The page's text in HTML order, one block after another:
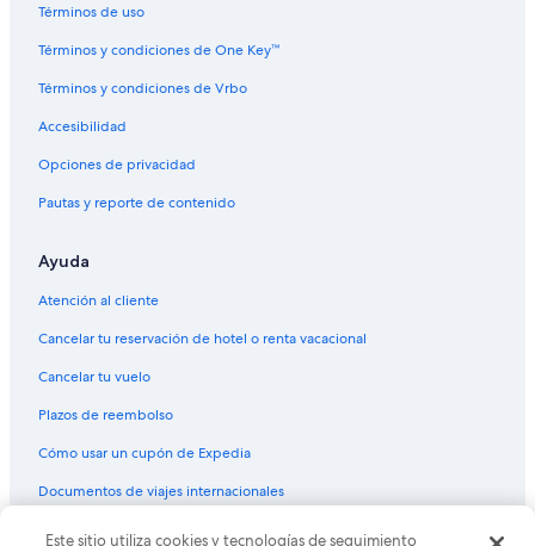
Hoteles románticos en Sierra
Hoteles baratos en Sierra
Hoteles con aguas termales en Sierra
Hoteles con aire acondicionado en Sierra
Hoteles con hidromasaje en Sierra
Lodges en Sierra
Posadas en Sierra
Hoteles 3 estrellas en Región amazónica de Ecuador
Hoteles 4 estrellas en Región amazónica de Ecuador
Hoteles 5 estrellas en Región amazónica de Ecuador
Términos de uso
Términos y condiciones de One Key™
Términos y condiciones de Vrbo
Accesibilidad
Opciones de privacidad
Pautas y reporte de contenido
Ayuda
Atención al cliente
Cancelar tu reservación de hotel o renta vacacional
Cancelar tu vuelo
Plazos de reembolso
Cómo usar un cupón de Expedia
Documentos de viajes internacionales
© 2026 Expedia, Inc., una empresa de Expedia Group. Todos los
Este sitio utiliza cookies y tecnologías de seguimiento